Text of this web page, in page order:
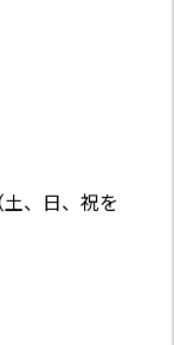
、日、祝を